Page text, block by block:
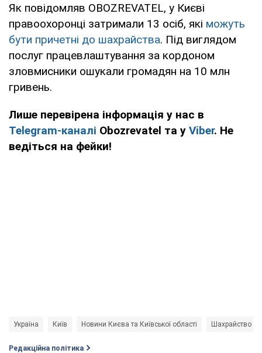
Як повідомляв OBOZREVATEL, у Києві
правоохоронці затримали 13 осіб, які можуть
бути причетні до шахрайства. Під виглядом
послуг працевлаштування за кордоном
зловмисники ошукали громадян на 10 млн
гривень.
Лише перевірена інформація у нас в
Telegram-каналі Obozrevatel та у Viber. Не
ведіться на фейки!
Україна Київ Новини Києва та Київської області Шахрайство
Редакційна політика